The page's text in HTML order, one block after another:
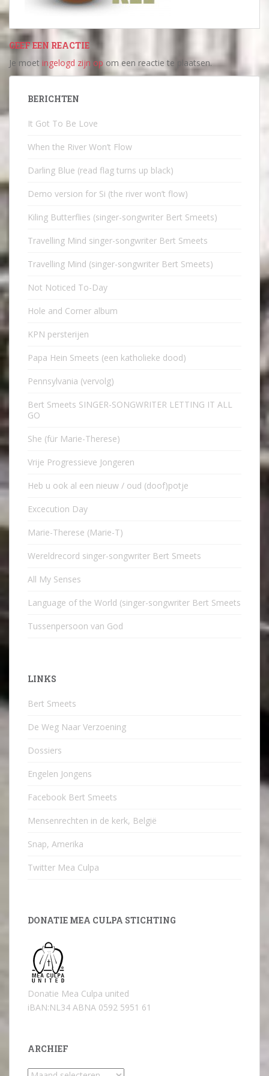
GEEF EEN REACTIE
Je moet ingelogd zijn op om een reactie te plaatsen.
BERICHTEN
It Got To Be Love
When the River Won’t Flow
Darling Blue (read flag turns up black)
Demo version for Si (the river won’t flow)
Kiling Butterflies (singer-songwriter Bert Smeets)
Travelling Mind singer-songwriter Bert Smeets
Travelling Mind (singer-songwriter Bert Smeets)
Not Noticed To-Day
Hole and Corner album
KPN persterijen
Papa Hein Smeets (een katholieke dood)
Pennsylvania (vervolg)
Bert Smeets SINGER-SONGWRITER LETTING IT ALL
GO
She (für Marie-Therese)
Vrije Progressieve Jongeren
Heb u ook al een nieuw / oud (doof)potje
Excecution Day
Marie-Therese (Marie-T)
Wereldrecord singer-songwriter Bert Smeets
All My Senses
Language of the World (singer-songwriter Bert Smeets
Tussenpersoon van God
LINKS
Bert Smeets
De Weg Naar Verzoening
Dossiers
Engelen Jongens
Facebook Bert Smeets
Mensenrechten in de kerk, België
Snap, Amerika
Twitter Mea Culpa
DONATIE MEA CULPA STICHTING
Donatie Mea Culpa united
iBAN:NL34 ABNA 0592 5951 61
ARCHIEF